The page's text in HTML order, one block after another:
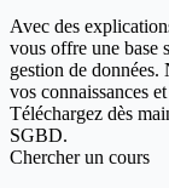
Avec des
vous offre une base
gestion de
vos connaissances
Téléchargez dès
SGBD.
Chercher un cours